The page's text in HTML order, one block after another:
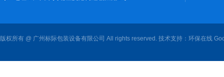
版权所有 @ 广州标际包装设备有限公司 All rights reserved. 技术支持： 环保在线